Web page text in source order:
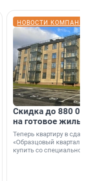
НОВОСТИ
Скидка до 880
на готовое
Теперь квартиру в
«Образцовый квартал
купить со специальной